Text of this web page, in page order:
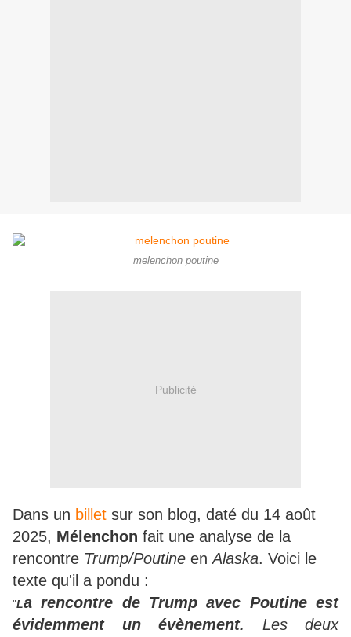
melenchon poutine
Publicité
Dans un billet sur son blog, daté du 14 août
2025, Mélenchon fait une analyse de la
rencontre Trump/Poutine enAlaska. Voici le
texte qu'il a pondu :
"La rencontre de Trump avec Poutine est
évidemment un évènement. Les deux